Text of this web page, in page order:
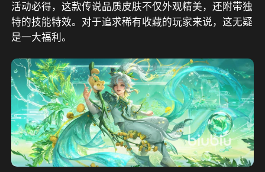
活动必得，这款传说品质皮肤不仅外观精美，还附带独
特的技能特效。对于追求稀有收藏的玩家来说，这无疑
是一大福利。